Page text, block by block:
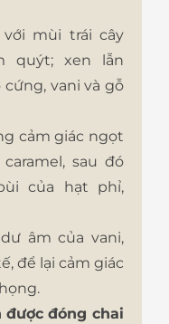
với mùi trái cây
quýt; xen lẫn
vani và gỗ
cảm giác ngọt
sau đó
của hạt phỉ,
âm của vani,
để lại cảm giác
được đóng chai